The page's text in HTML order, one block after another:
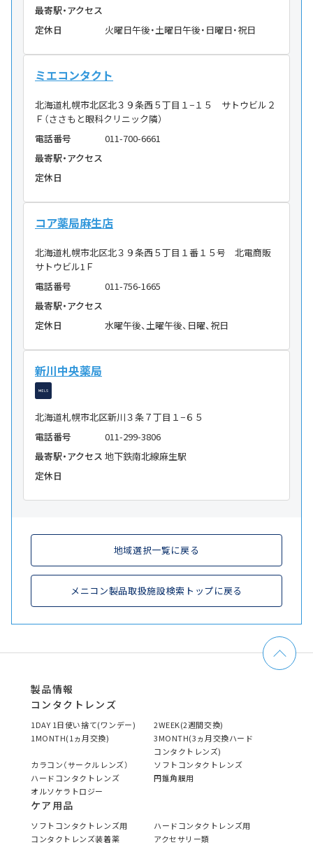
最寄駅・アクセス
定休日
火曜日午後・土曜日午後・日曜日・祝日
ミエコンタクト
北海道札幌市北区北３９条西５丁目１−１５ サトウビル２
Ｆ（ささもと眼科クリニック隣）
電話番号
011-700-6661
最寄駅・アクセス
定休日
コア薬局麻生店
北海道札幌市北区北３９条西５丁目１番１５号 北電商販
サトウビル1Ｆ
電話番号
011-756-1665
最寄駅・アクセス
定休日
水曜午後、土曜午後、日曜、祝日
新川中央薬局
北海道札幌市北区新川３条７丁目１−６５
電話番号
011-299-3806
最寄駅・アクセス 地下鉄南北線麻生駅
定休日
地域選択一覧に戻る
メニコン製品取扱施設検索トップに戻る
製品情報
コンタクトレンズ
1DAY 1日使い捨て(ワンデー)
2WEEK(2週間交換)
1MONTH(1ヵ月交換)
3MONTH(3ヵ月交換ハード
コンタクトレンズ)
カラコン（サークルレンズ）
ソフトコンタクトレンズ
ハードコンタクトレンズ
円錐角膜用
オルソケラトロジー
ケア用品
ソフトコンタクトレンズ用
ハードコンタクトレンズ用
コンタクトレンズ装着薬
アクセサリー類